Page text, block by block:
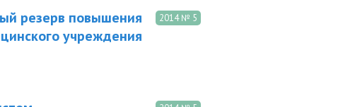
2014 № 5
резерв повышения
учреждения